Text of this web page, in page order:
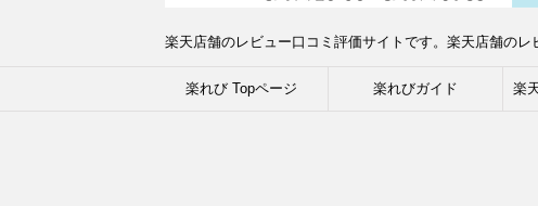
楽天店舗のレビュー口コミ評価サイトです。楽天店舗の
楽れび Topページ 楽れびガイド 楽